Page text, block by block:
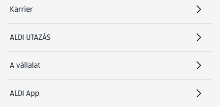
Karrier
(új oldalon nyílik meg)
ALDI UTAZÁS
(új oldalon nyílik meg)
A vállalat
ALDI App